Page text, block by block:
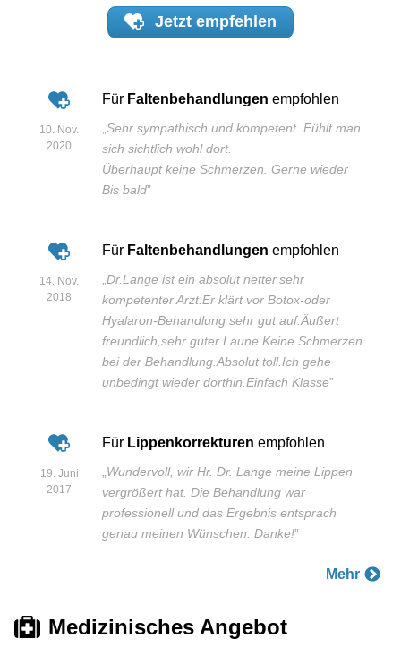
Jetzt empfehlen
10. Nov.
2020
Für Faltenbehandlungen empfohlen
„Sehr sympathisch und kompetent. Fühlt man
sich sichtlich wohl dort.
Überhaupt keine Schmerzen. Gerne wieder
Bis bald”
14. Nov.
2018
Für Faltenbehandlungen empfohlen
Dr.Lange ist ein absolut netter,sehr
kompetenter Arzt.Er klärt vor Botox-oder
Hyalaron-Behandlung sehr gut auf.Äußert
freundlich,sehr guter Laune.Keine Schmerzen
bei der Behandlung.Absolut toll.Ich gehe
unbedingt wieder dorthin.Einfach Klasse”
19. Juni
2017
Für Lippenkorrekturen empfohlen
Wundervoll, wir Hr. Dr. Lange meine Lippen
vergrößert hat. Die Behandlung war
professionell und das Ergebnis entsprach
genau meinen Wünschen. Danke!”
Mehr
Medizinisches Angebot